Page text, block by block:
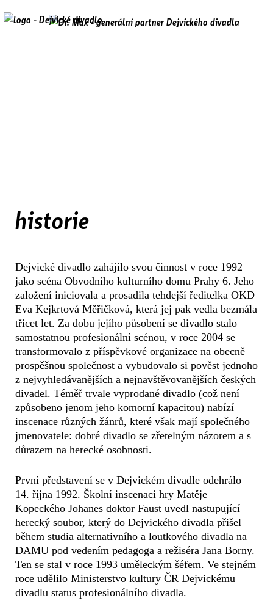
historie
Dejvické divadlo zahájilo svou činnost v roce 1992
jako scéna Obvodního kulturního domu Prahy 6. Jeho
založení iniciovala a prosadila tehdejší ředitelka OKD
Eva Kejkrtová Měřičková, která jej pak vedla bezmála
třicet let. Za dobu jejího působení se divadlo stalo
samostatnou profesionální scénou, v roce 2004 se
transformovalo z příspěvkové organizace na obecně
prospěšnou společnost a vybudovalo si pověst jednoho
z nejvyhledávanějších a nejnavštěvovanějších českých
divadel. Téměř trvale vyprodané divadlo (což není
způsobeno jenom jeho komorní kapacitou) nabízí
inscenace různých žánrů, které však mají společného
jmenovatele: dobré divadlo se zřetelným názorem a s
důrazem na herecké osobnosti.
První představení se v Dejvickém divadle odehrálo
14. října 1992. Školní inscenaci hry Matěje
Kopeckého Johanes doktor Faust uvedl nastupující
herecký soubor, který do Dejvického divadla přišel
během studia alternativního a loutkového divadla na
DAMU pod vedením pedagoga a režiséra Jana Borny.
Ten se stal v roce 1993 uměleckým šéfem. Ve stejném
roce udělilo Ministerstvo kultury ČR Dejvickému
divadlu status profesionálního divadla.